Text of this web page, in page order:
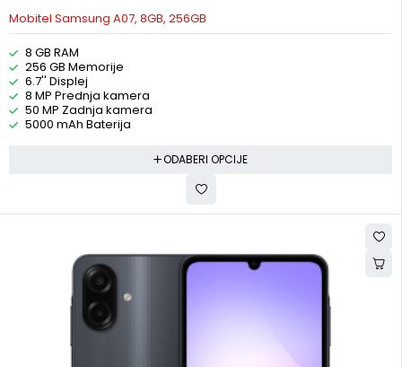
Mobitel Samsung A07, 8GB, 256GB
8 GB RAM
256 GB Memorije
6.7'' Displej
8 MP Prednja kamera
50 MP Zadnja kamera
5000 mAh Baterija
ODABERI OPCIJE